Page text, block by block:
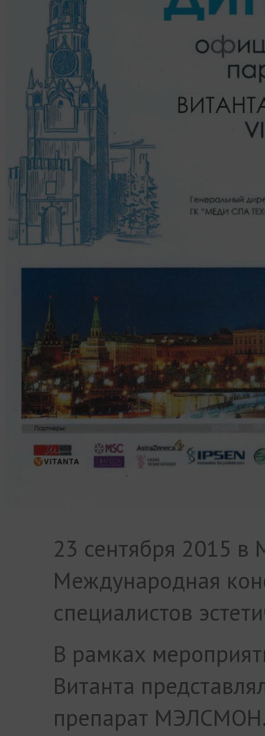
23 сентября 2015
Международная
специалистов
В рамках
Витанта
препарат